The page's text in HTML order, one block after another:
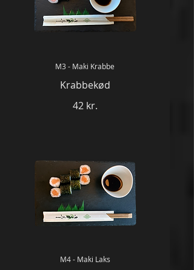
M3 - Maki Krabbe
Krabbekød
42 kr.
M4 - Maki Laks